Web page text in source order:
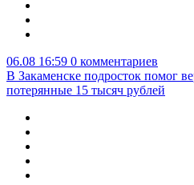
06.08 16:59 0 комментариев
В Закаменске подросток помог
потерянные 15 тысяч рублей